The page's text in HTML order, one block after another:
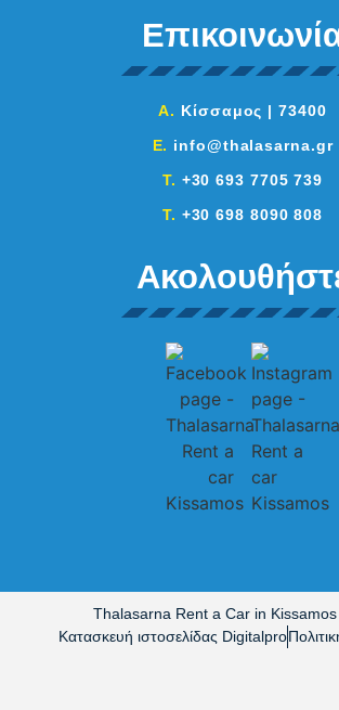
A. Κίσσαμος | 73400
E. info@thalasarna.gr
T. +30 693 7705 739
T. +30 698 8090 808
Thalasarna Rent a Car in
Κατασκευή ιστοσελίδας Digitalpro